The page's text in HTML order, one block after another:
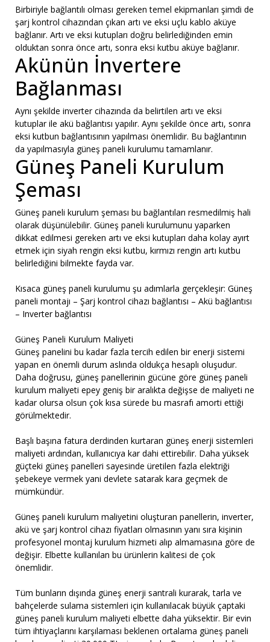
Birbiriyle bağlantılı olması gereken temel ekipmanları şimdi de
şarj kontrol cihazından çıkan artı ve eksi uçlu kablo aküye
bağlanır. Artı ve eksi kutupları doğru belirlediğinden emin
olduktan sonra önce artı, sonra eksi kutbu aküye bağlanır.
Akünün İnvertere
Bağlanması
Aynı şekilde inverter cihazında da belirtilen artı ve eksi
kutuplar ile akü bağlantısı yapılır. Aynı şekilde önce artı, sonra
eksi kutbun bağlantısının yapılması önemlidir. Bu bağlantının
da yapılmasıyla güneş paneli kurulumu tamamlanır.
Güneş Paneli Kurulum
Şeması
Güneş paneli kurulum şeması bu bağlantıları resmedilmiş hali
olarak düşünülebilir. Güneş paneli kurulumunu yaparken
dikkat edilmesi gereken artı ve eksi kutupları daha kolay ayırt
etmek için siyah rengin eksi kutbu, kırmızı rengin artı kutbu
belirlediğini bilmekte fayda var.
Kısaca güneş paneli kurulumu şu adımlarla gerçekleşir: Güneş
paneli montajı – Şarj kontrol cihazı bağlantısı – Akü bağlantısı
– Inverter bağlantısı
Güneş Paneli Kurulum Maliyeti
Güneş panelini bu kadar fazla tercih edilen bir enerji sistemi
yapan en önemli durum aslında oldukça hesaplı oluşudur.
Daha doğrusu, güneş panellerinin gücüne göre güneş paneli
kurulum maliyeti epey geniş bir aralıkta değişse de maliyeti ne
kadar olursa olsun çok kısa sürede bu masrafı amorti ettiği
görülmektedir.
Başlı başına fatura derdinden kurtaran güneş enerji sistemleri
maliyeti ardından, kullanıcıya kar dahi ettirebilir. Daha yüksek
güçteki güneş panelleri sayesinde üretilen fazla elektriği
şebekeye vermek yani devlete satarak kara geçmek de
mümkündür.
Güneş paneli kurulum maliyetini oluşturan panellerin, inverter,
akü ve şarj kontrol cihazı fiyatları olmasının yanı sıra kişinin
profesyonel montaj kurulum hizmeti alıp almamasına göre de
değişir. Elbette kullanılan bu ürünlerin kalitesi de çok
önemlidir.
Tüm bunların dışında güneş enerji santrali kurarak, tarla ve
bahçelerde sulama sistemleri için kullanılacak büyük çaptaki
güneş paneli kurulum maliyeti elbette daha yüksektir. Bir evin
tüm ihtiyaçlarını karşılaması beklenen ortalama güneş paneli